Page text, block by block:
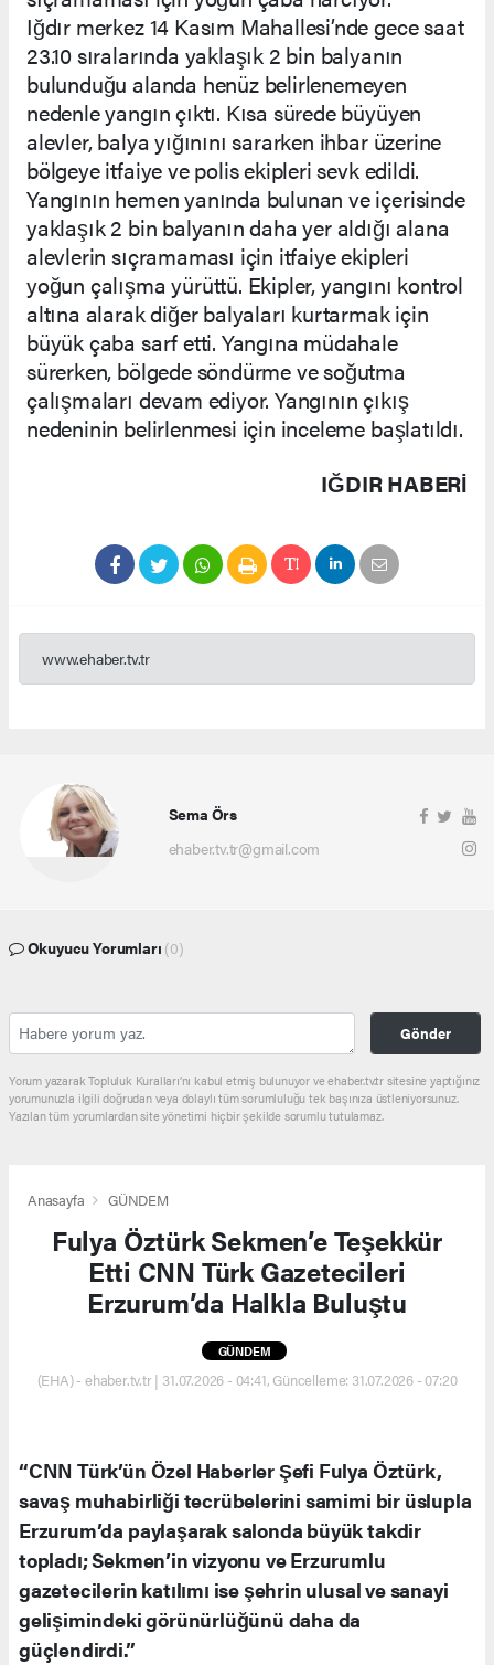
Iğdır merkez 14 Kasım Mahallesi’nde gece saat
23.10 sıralarında yaklaşık 2 bin balyanın
bulunduğu alanda henüz belirlenemeyen
nedenle yangın çıktı. Kısa sürede büyüyen
alevler, balya yığınını sararken ihbar üzerine
bölgeye itfaiye ve polis ekipleri sevk edildi.
Yangının hemen yanında bulunan ve içerisinde
yaklaşık 2 bin balyanın daha yer aldığı alana
alevlerin sıçramaması için itfaiye ekipleri
yoğun çalışma yürüttü. Ekipler, yangını kontrol
altına alarak diğer balyaları kurtarmak için
büyük çaba sarf etti. Yangına müdahale
sürerken, bölgede söndürme ve soğutma
çalışmaları devam ediyor. Yangının çıkış
nedeninin belirlenmesi için inceleme başlatıldı.
IĞDIR HABERİ
www.ehaber.tv.tr
Sema Örs
ehaber.tv.tr@gmail.com
Okuyucu Yorumları (0)
Gönder
Yorum yazarak Topluluk Kuralları’nı kabul etmiş bulunuyor ve ehaber.tv.tr sitesine yaptığınız
yorumunuzla ilgili doğrudan veya dolaylı tüm sorumluluğu tek başınıza üstleniyorsunuz.
Yazılan tüm yorumlardan site yönetimi hiçbir şekilde sorumlu tutulamaz.
Anasayfa GÜNDEM
Fulya Öztürk Sekmen’e Teşekkür
Etti CNN Türk Gazetecileri
Erzurum’da Halkla Buluştu
GÜNDEM
(EHA) - ehaber.tv.tr | 31.07.2026 - 04:41, Güncelleme: 31.07.2026 - 07:20
“CNN Türk’ün Özel Haberler Şefi Fulya Öztürk,
savaş muhabirliği tecrübelerini samimi bir üslupla
Erzurum’da paylaşarak salonda büyük takdir
topladı; Sekmen’in vizyonu ve Erzurumlu
gazetecilerin katılımı ise şehrin ulusal ve sanayi
gelişimindeki görünürlüğünü daha da
güçlendirdi.”